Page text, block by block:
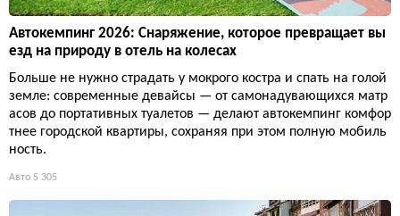
Автокемпинг 2026: Снаряжение, которое превращает вы
езд на природу в отель на колесах
Больше не нужно страдать у мокрого костра и спать на голой
земле: современные девайсы — от самонадувающихся матр
асов до портативных туалетов — делают автокемпинг комфор
тнее городской квартиры, сохраняя при этом полную мобиль
ность.
Авто 5 305